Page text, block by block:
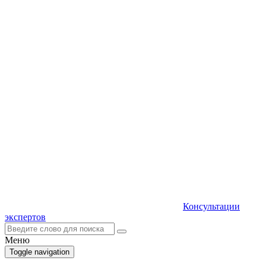
Консультации
экспертов
Меню
Toggle navigation